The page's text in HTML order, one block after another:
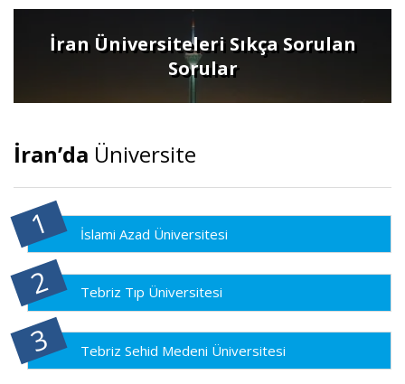
İran Üniversiteleri Sıkça Sorulan
Sorular
İran’da Üniversite
İslami Azad Üniversitesi
Tebriz Tıp Üniversitesi
Tebriz Sehid Medeni Üniversitesi